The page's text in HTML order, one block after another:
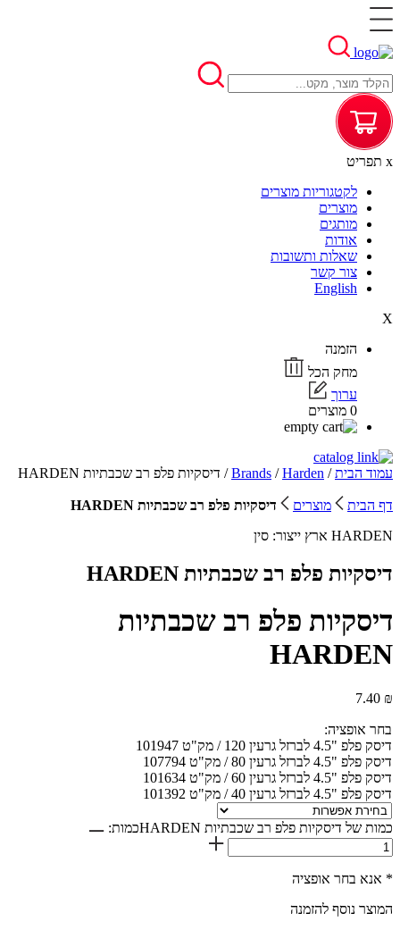
x תפריט
לקטגוריות מוצרים
מוצרים
מותגים
אודות
שאלות ותשובות
צור קשר
English
X
הזמנה
מחק הכל
ערוך
0 מוצרים
עמוד הבית/
Brands /Harden / דיסקיות פלפ רב שכבתיות HARDEN
דף הבית מוצרים
דיסקיות פלפ רב שכבתיות HARDEN
HARDEN ארץ ייצור: סין
דיסקיות פלפ רב שכבתיות HARDEN
דיסקיות פלפ רב שכבתיות
HARDEN
7.40 ₪
בחר אופציה:
דיסק פלפ "4.5 לברזל גרעין 120 / מק"ט 101947
דיסק פלפ "4.5 לברזל גרעין 80 / מק"ט 107794
דיסק פלפ "4.5 לברזל גרעין 60 / מק"ט 101634
דיסק פלפ "4.5 לברזל גרעין 40 / מק"ט 101392
כמות של דיסקיות פלפ רב שכבתיות HARDEN כמות:
* אנא בחר אופציה
המוצר נוסף להזמנה